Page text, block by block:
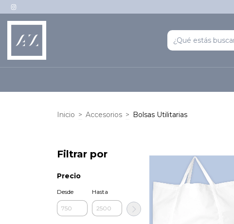
Inicio > Accesorios > Bolsas Utilitarias
Filtrar por
Precio
Desde Hasta